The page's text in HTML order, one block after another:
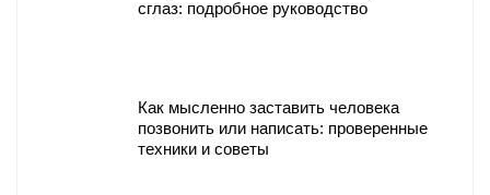
сглаз: подробное руководство
Как мысленно заставить человека
позвонить или написать: проверенные
техники и советы